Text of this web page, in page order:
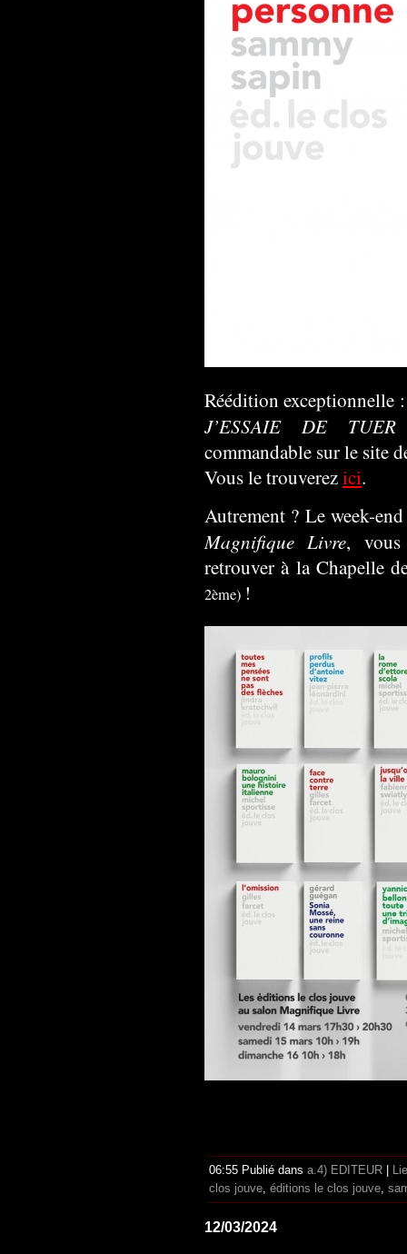
Réédition exceptionnelle
J’ESSAIE DE TUER
commandable sur le site
Vous le trouverezici.
Autrement ? Le week-
Magnifique Livre,
retrouver à la Chapelle
2ème) !
06:55 Publié dans a.4) EDITEUR
clos jouve éditions le clos jouve
12/03/2024